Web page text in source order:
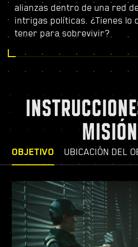
alianzas dentro de una red
intrigas políticas. ¿Tienes lo
tener para sobrevivir?
MISIÓN
OBJETIVO UBICACIÓN DEL